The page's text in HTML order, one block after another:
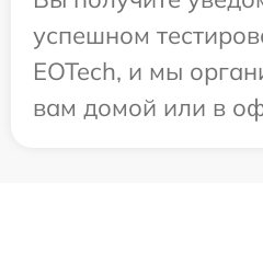
успешном
EOTech, и мы
вам домой или в